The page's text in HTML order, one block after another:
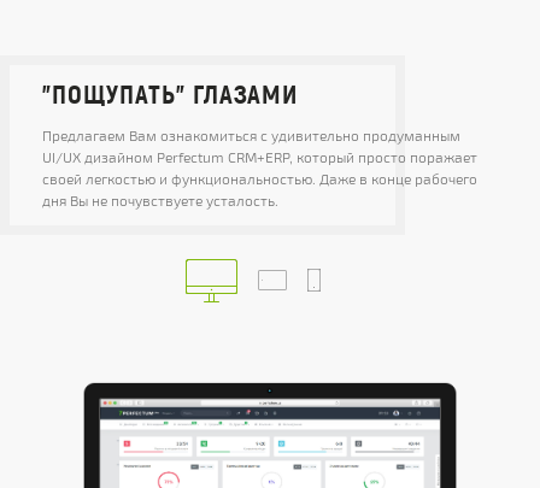
"ПОЩУПАТЬ" ГЛАЗАМИ
Предлагаем Вам ознакомиться с удивительно продуманным
UI/UX дизайном Perfectum CRM+ERP, который просто поражает
своей легкостью и функциональностью. Даже в конце рабочего
дня Вы не почувствуете усталость.